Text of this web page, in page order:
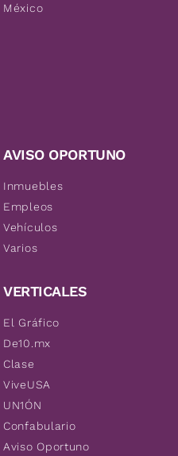
México
AVISO OPORTUNO
Inmuebles
Empleos
Vehículos
Varios
VERTICALES
El Gráfico
De10.mx
Clase
ViveUSA
UN1ÓN
Confabulario
Aviso Oportuno